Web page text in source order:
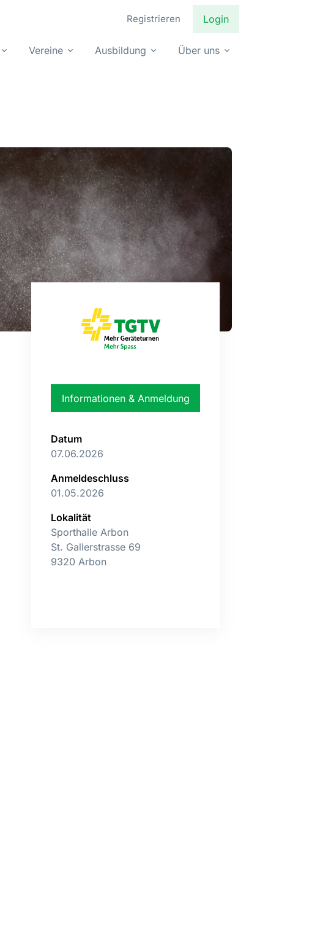
Registrieren Login
Vereine Ausbildung Über uns
Datum
07.06.2026
Anmeldeschluss
01.05.2026
Lokalität
Sporthalle Arbon
St. Gallerstrasse 69
9320 Arbon
Informationen & Anmeldung